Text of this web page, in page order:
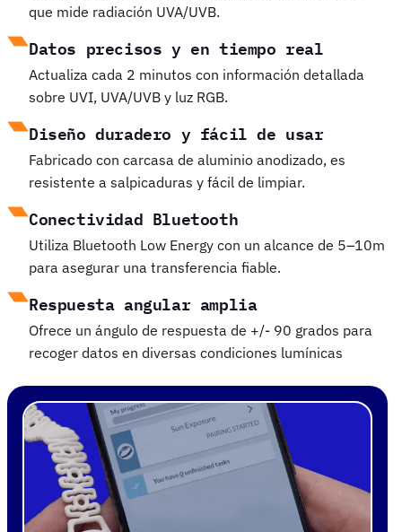
que mide radiación UVA/UVB.
Datos precisos y en tiempo real
Actualiza cada 2 minutos con información detallada
sobre UVI, UVA/UVB y luz RGB.
Diseño duradero y fácil de usar
Fabricado con carcasa de aluminio anodizado, es
resistente a salpicaduras y fácil de limpiar.
Conectividad Bluetooth
Utiliza Bluetooth Low Energy con un alcance de 5–10m
para asegurar una transferencia fiable.
Respuesta angular amplia
Ofrece un ángulo de respuesta de +/- 90 grados para
recoger datos en diversas condiciones lumínicas